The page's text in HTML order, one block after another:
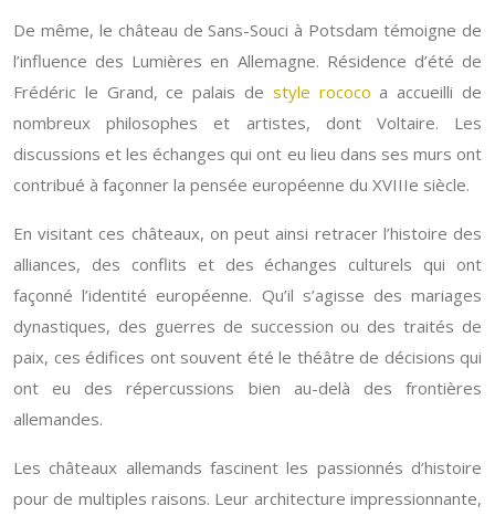
De même, le château de Sans-Souci à Potsdam témoigne de
l’influence des Lumières en Allemagne. Résidence d’été de
Frédéric le Grand, ce palais de style rococo a accueilli de
nombreux philosophes et artistes, dont Voltaire. Les
discussions et les échanges qui ont eu lieu dans ses murs ont
contribué à façonner la pensée européenne du XVIIIe siècle.
En visitant ces châteaux, on peut ainsi retracer l’histoire des
alliances, des conflits et des échanges culturels qui ont
façonné l’identité européenne. Qu’il s’agisse des mariages
dynastiques, des guerres de succession ou des traités de
paix, ces édifices ont souvent été le théâtre de décisions qui
ont eu des répercussions bien au-delà des frontières
allemandes.
Les châteaux allemands fascinent les passionnés d’histoire
pour de multiples raisons. Leur architecture impressionnante,